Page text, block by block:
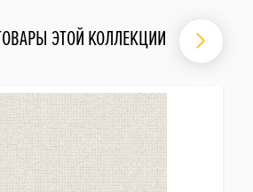
ЭТОЙ КОЛЛЕКЦИИ